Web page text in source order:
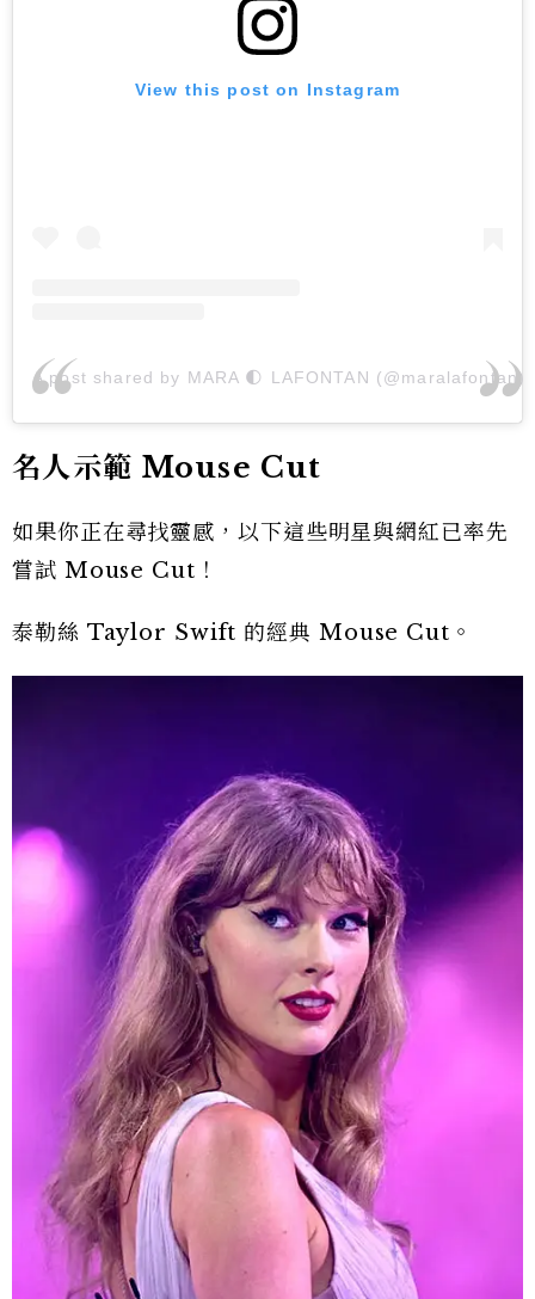
View this post on Instagram
A post shared by MARA 🌓 LAFONTAN (@maralafontan)
名人示範 Mouse Cut
如果你正在尋找靈感，以下這些明星與網紅已率先
嘗試 Mouse Cut！
泰勒絲 Taylor Swift 的經典 Mouse Cut。